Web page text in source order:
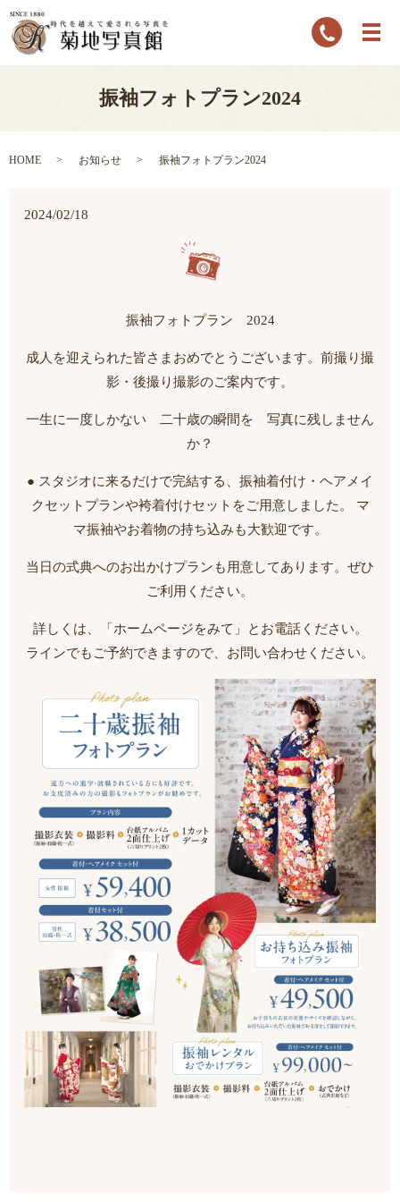
振袖フォトプラン2024
HOME お知らせ 振袖フォトプラン2024
2024/02/18
振袖フォトプラン 2024
成人を迎えられた皆さまおめでとうございます。前撮り撮
影・後撮り撮影のご案内です。
一生に一度しかない 二十歳の瞬間を 写真に残しません
か？
● スタジオに来るだけで完結する、振袖着付け・ヘアメイ
クセットプランや袴着付けセットをご用意しました。 マ
マ振袖やお着物の持ち込みも大歓迎です。
当日の式典へのお出かけプランも用意してあります。ぜひ
ご利用ください。
詳しくは、「ホームページをみて」とお電話ください。
ラインでもご予約できますので、お問い合わせください。